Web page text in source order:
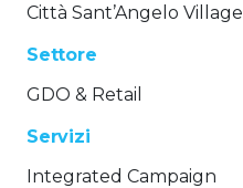
Città Sant’Angelo Village
Settore
GDO & Retail
Servizi
Integrated Campaign